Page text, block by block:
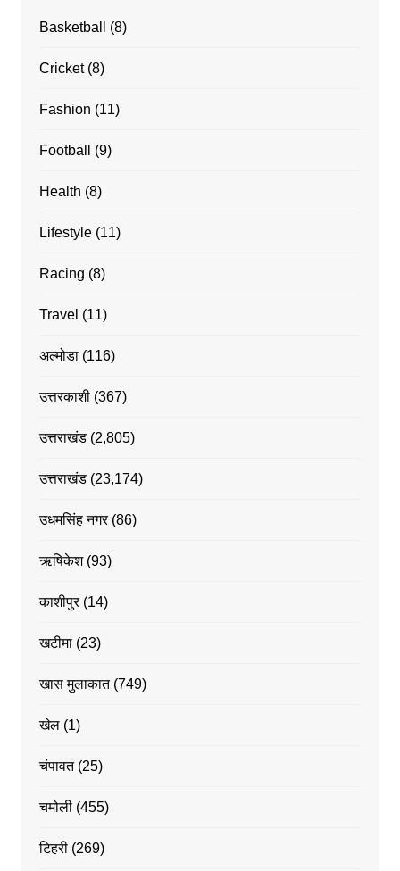
Basketball (8)
Cricket(8)
Fashion (11)
Football (9)
Health (8)
Lifestyle(11)
Racing (8)
Travel (11)
अल्मोडा(116)
उत्तरकाशी(367)
उत्तराखंड(2,805)
उत्तराखंड(23,174)
उधमसिंह नगर(86)
ऋषिकेश(93)
काशीपुर(14)
खटीमा(23)
खास मुलाकात(749)
खेल(1)
चंपावत(25)
चमोली(455)
टिहरी(269)